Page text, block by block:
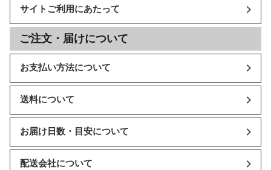
サイトご利用にあたって
ご注文・届けについて
お支払い方法について
送料について
お届け日数・目安について
配送会社について